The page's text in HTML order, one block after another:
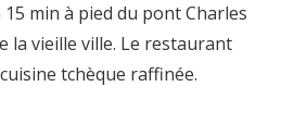
15 min à pied du pont Charles
la vieille ville. Le restaurant
tchèque raffinée.